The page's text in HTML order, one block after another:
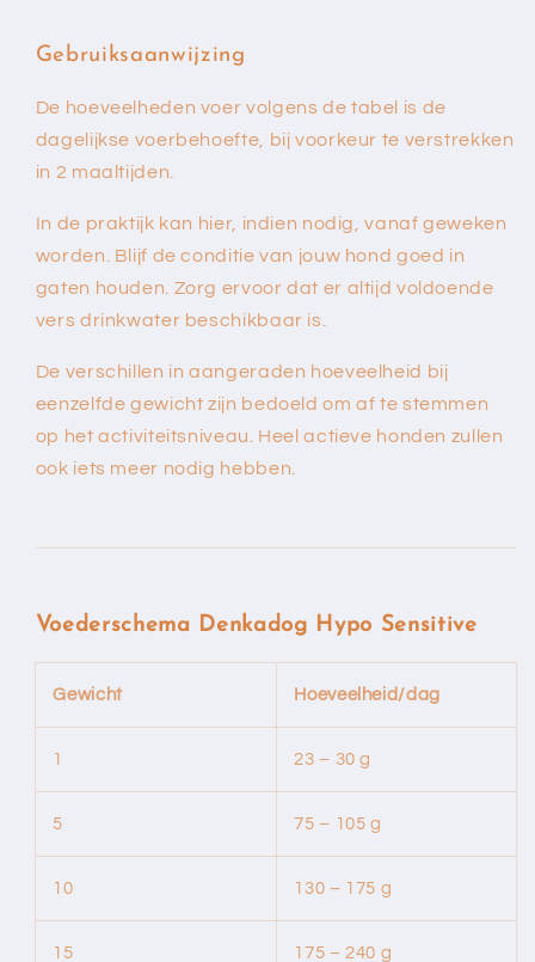
Gebruiksaanwijzing
De hoeveelheden voer volgens de tabel is de
dagelijkse voerbehoefte, bij voorkeur te verstrekken
in 2 maaltijden.
In de praktijk kan hier, indien nodig, vanaf geweken
worden. Blijf de conditie van jouw hond goed in
gaten houden. Zorg ervoor dat er altijd voldoende
vers drinkwater beschikbaar is.
De verschillen in aangeraden hoeveelheid bij
eenzelfde gewicht zijn bedoeld om af te stemmen
op het activiteitsniveau. Heel actieve honden zullen
ook iets meer nodig hebben.
Voederschema Denkadog Hypo Sensitive
Gewicht Hoeveelheid/dag
1 23 – 30 g
5 75 – 105 g
10 130 – 175 g
15 175 – 240 g